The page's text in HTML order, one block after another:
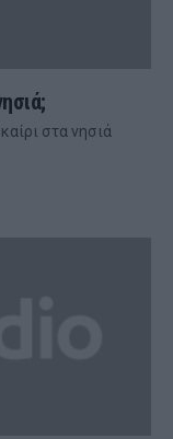
στα νησιά